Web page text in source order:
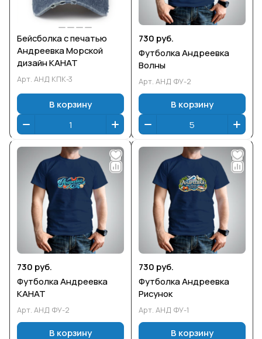
Бейсболка с печатью
Андреевка Морской
дизайн КАНАТ
Арт. АНД КПК-3
В корзину
730 руб.
Футболка Андреевка
Волны
Арт. АНД ФУ-2
В корзину
730 руб.
Футболка Андреевка
КАНАТ
Арт. АНД ФУ-2
В корзину
730 руб.
Футболка Андреевка
Рисунок
Арт. АНД ФУ-1
В корзину